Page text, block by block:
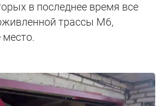
в последнее время все
трассы М6,
место.